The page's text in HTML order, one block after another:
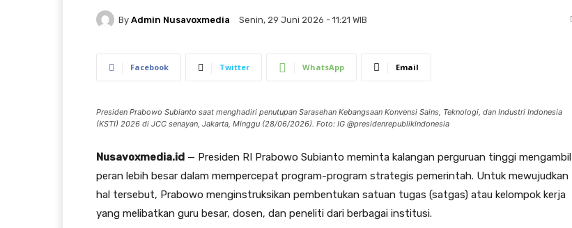
By Admin Nusavoxmedia Senin, 29 Juni 2026 - 11:21 WIB
Facebook Twitter WhatsApp Email
Presiden Prabowo Subianto saat menghadiri penutupan Sarasehan Kebangsaan Konvensi Sains, Teknologi, dan Industri Indonesia
(KSTI) 2026 di JCC senayan, Jakarta, Minggu (28/06/2026). Foto: IG @presidenrepublikindonesia
Nusavoxmedia.id — Presiden RI Prabowo Subianto meminta kalangan perguruan tinggi mengambil
peran lebih besar dalam mempercepat program-program strategis pemerintah. Untuk mewujudkan
hal tersebut, Prabowo menginstruksikan pembentukan satuan tugas (satgas) atau kelompok kerja
yang melibatkan guru besar, dosen, dan peneliti dari berbagai institusi.